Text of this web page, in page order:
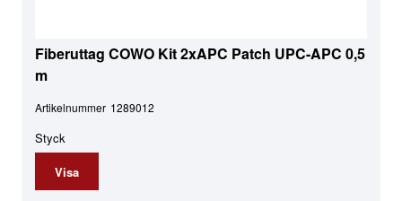
Fiberuttag COWO Kit 2xAPC Patch UPC-APC 0,5
m
Artikelnummer 1289012
Styck
Visa